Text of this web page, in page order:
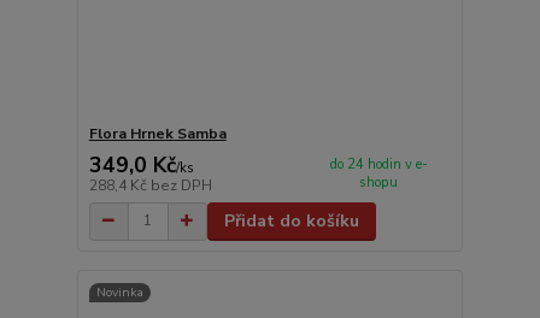
Flora Hrnek Samba
349,0 Kč/ks
288,4 Kč bez DPH
do 24 hodin v e-
shopu
Přidat do košíku
Novinka